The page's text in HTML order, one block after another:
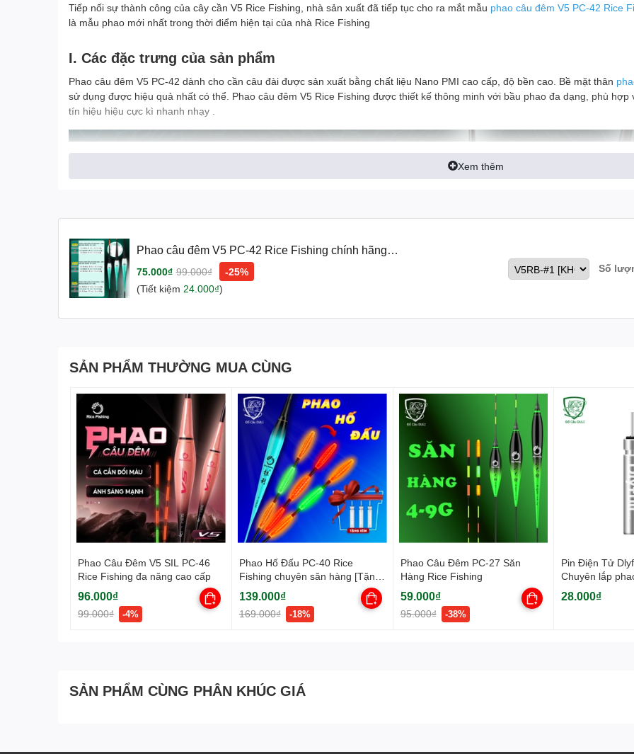
Tiếp nối sự thành công của cây cần V5 Rice Fishing, nhà sản xuất đã tiếp tục cho ra mắt mẫu phao câu đêm V5 PC-42 Rice
là mẫu phao mới nhất trong thời điểm hiện tại của nhà Rice Fishing
I. Các đặc trưng của sản phẩm
Phao câu đêm V5 PC-42 dành cho cần câu đài được sản xuất bằng chất liệu Nano PMI cao cấp, độ bền cao. Bề mặt thân
sử dụng được hiệu quả nhất có thể. Phao câu đêm V5 Rice Fishing được thiết kế thông minh với bầu phao đa dạng, phù
tín hiệu hiệu cực kì nhanh nhạy .
Xem thêm
Phao câu đêm V5 PC-42 Rice Fishing chính hãng
độ nhạy cao
75.000₫ 99.000₫
-25%
(Tiết kiệm 24.000₫)
Số
SẢN PHẨM THƯỜNG MUA CÙNG
Phao Câu Đêm V5 SIL PC-46
Rice Fishing đa năng cao cấp
96.000₫
99.000₫ -4%
Phao Hố Đấu PC-40 Rice
Fishing chuyên săn hàng [Tặng
3 Pin ]
139.000₫
169.000₫ -18%
Phao Câu Đêm PC-27 Săn
Hàng Rice Fishing
59.000₫
95.000₫ -38%
Pin Điện Tử
Chuyên lắp
đêm
28.000₫
SẢN PHẨM CÙNG PHÂN KHÚC GIÁ